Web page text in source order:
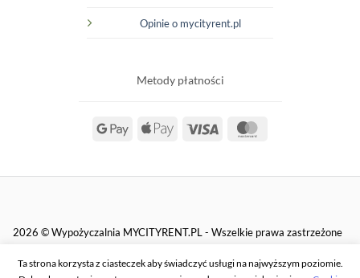
Opinie o mycityrent.pl
Metody płatności
Google
Apple
Visa
2026 © Wypożyczalnia MYCITYRENT.PL - Wszelkie prawa zastrzeżone
Ta strona korzysta z ciasteczek aby świadczyć usługi na najwyższym poziomie.